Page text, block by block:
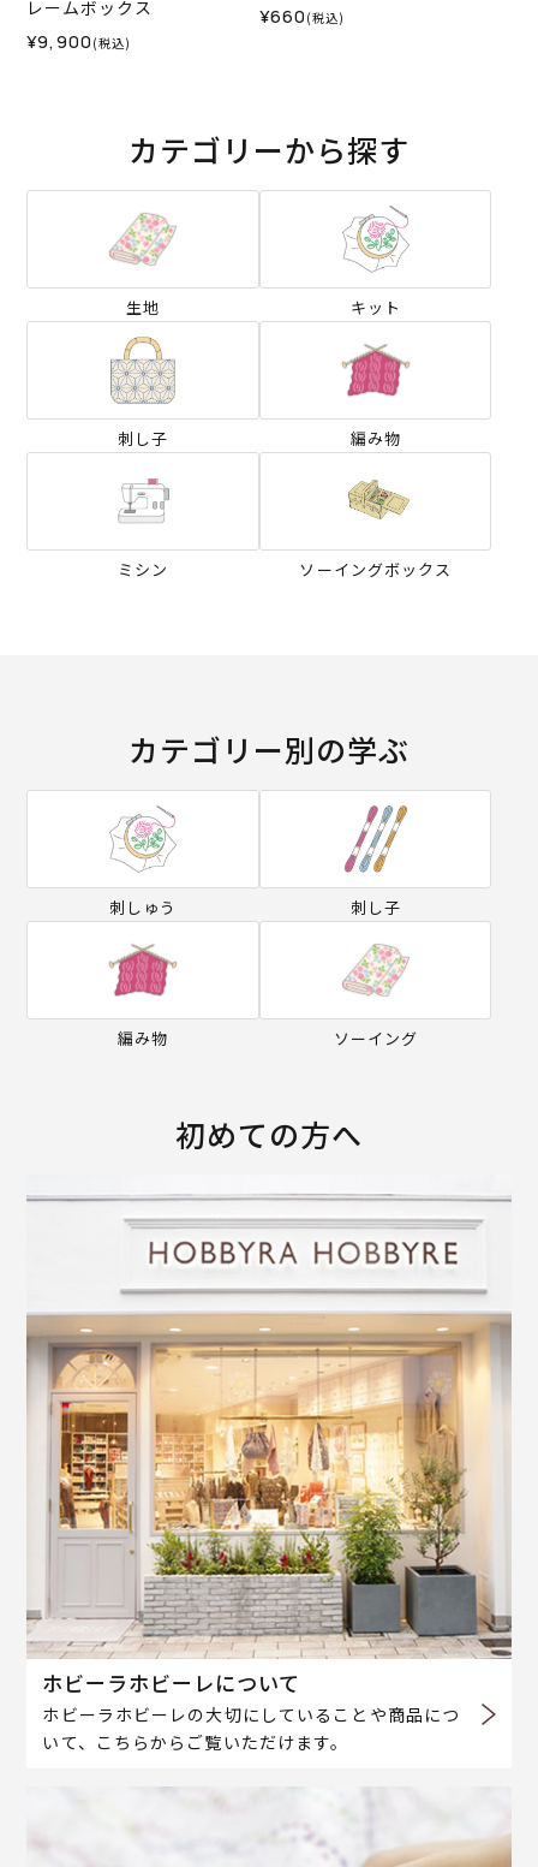
レームボックス
¥9,900 (税込)
¥660 (税込)
カテゴリーから探す
生地 キット
刺し子 編み物
ミシン ソーイングボックス
カテゴリー別の学ぶ
刺しゅう 刺し子
編み物 ソーイング
初めての方へ
ホビーラホビーレについて
ホビーラホビーレの大切にしていることや商品につ
いて、こちらからご覧いただけます。